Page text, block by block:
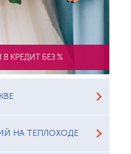
КРЕДИТ БЕЗ %
НА ТЕПЛОХОДЕ